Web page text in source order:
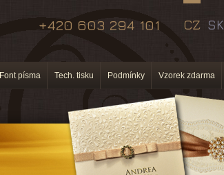
+420 603 294 101 SK
CZ
Font písma Tech. tisku Podmínky Vzorek zdarma